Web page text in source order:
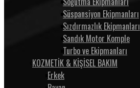
Süspansiyon Ekipmanları
Sızdırmazlık Ekipmanları
Sandık Motor Komple
Turbo ve Ekipmanları
KOZMETİK & KİŞİSEL BAKIM
Erkek